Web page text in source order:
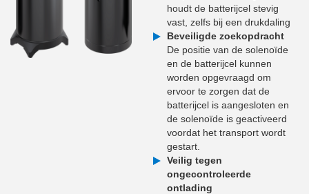
houdt de batterijcel stevig
vast, zelfs bij een drukdaling
Beveiligde zoekopdracht
De positie van de solenoïde
en de batterijcel kunnen
worden opgevraagd om
ervoor te zorgen dat de
batterijcel is aangesloten en
de solenoïde is geactiveerd
voordat het transport wordt
gestart.
Veilig tegen
ongecontroleerde
ontlading